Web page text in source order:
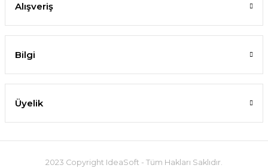
Alışveriş
Bilgi
Üyelik
2023 Copyright IdeaSoft - Tüm Hakları Saklıdır.